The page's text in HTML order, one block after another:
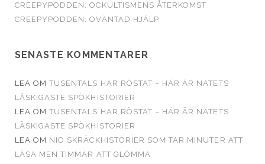
CREEPYPODDEN: OCKULTISMENS ÅTERKOMST
CREEPYPODDEN: OVÄNTAD HJÄLP
SENASTE KOMMENTARER
LEA OMTUSENTALS HAR RÖSTAT – HÄR ÄR NÄTETS
LÄSKIGASTE SPÖKHISTORIER
LEA OMTUSENTALS HAR RÖSTAT – HÄR ÄR NÄTETS
LÄSKIGASTE SPÖKHISTORIER
LEA OM NIO SKRÄCKHISTORIER SOM TAR MINUTER ATT
LÄSA MEN TIMMAR ATT GLÖMMA